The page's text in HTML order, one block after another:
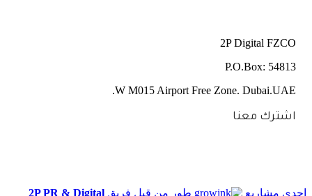
2P Digital FZCO
P.O.Box: 54813
W M015 Airport Free Zone. Dubai.UAE.
اشترك معنا
إحدى مشاريع طور من قبل فريق 2P PR & Digital